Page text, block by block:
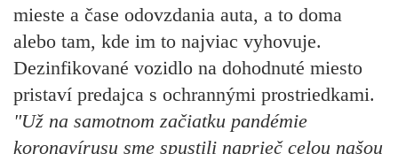
mieste a čase odovzdania auta, a to doma
alebo tam, kde im to najviac vyhovuje.
Dezinfikované vozidlo na dohodnuté miesto
pristaví predajca s ochrannými prostriedkami.
"Už na samotnom začiatku pandémie
koronavírusu sme spustili naprieč celou našou